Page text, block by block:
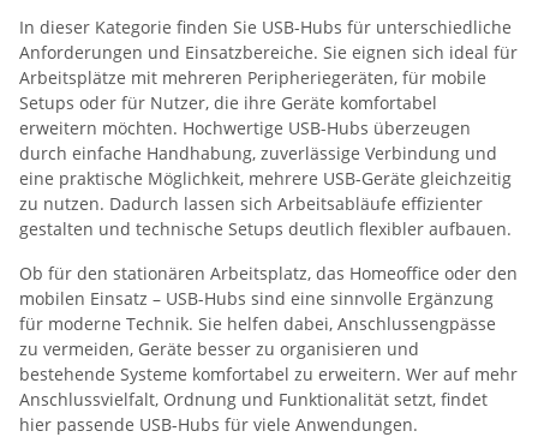
In dieser Kategorie finden Sie USB-Hubs für unterschiedliche
Anforderungen und Einsatzbereiche. Sie eignen sich ideal für
Arbeitsplätze mit mehreren Peripheriegeräten, für mobile
Setups oder für Nutzer, die ihre Geräte komfortabel
erweitern möchten. Hochwertige USB-Hubs überzeugen
durch einfache Handhabung, zuverlässige Verbindung und
eine praktische Möglichkeit, mehrere USB-Geräte gleichzeitig
zu nutzen. Dadurch lassen sich Arbeitsabläufe effizienter
gestalten und technische Setups deutlich flexibler aufbauen.
Ob für den stationären Arbeitsplatz, das Homeoffice oder den
mobilen Einsatz – USB-Hubs sind eine sinnvolle Ergänzung
für moderne Technik. Sie helfen dabei, Anschlussengpässe
zu vermeiden, Geräte besser zu organisieren und
bestehende Systeme komfortabel zu erweitern. Wer auf mehr
Anschlussvielfalt, Ordnung und Funktionalität setzt, findet
hier passende USB-Hubs für viele Anwendungen.